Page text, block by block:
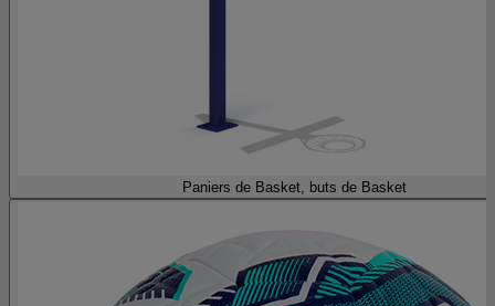
Paniers de Basket, buts de Basket